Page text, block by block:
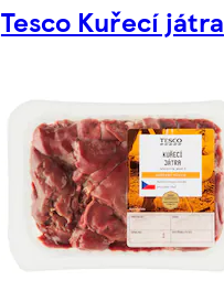
Tesco Kuřecí játra